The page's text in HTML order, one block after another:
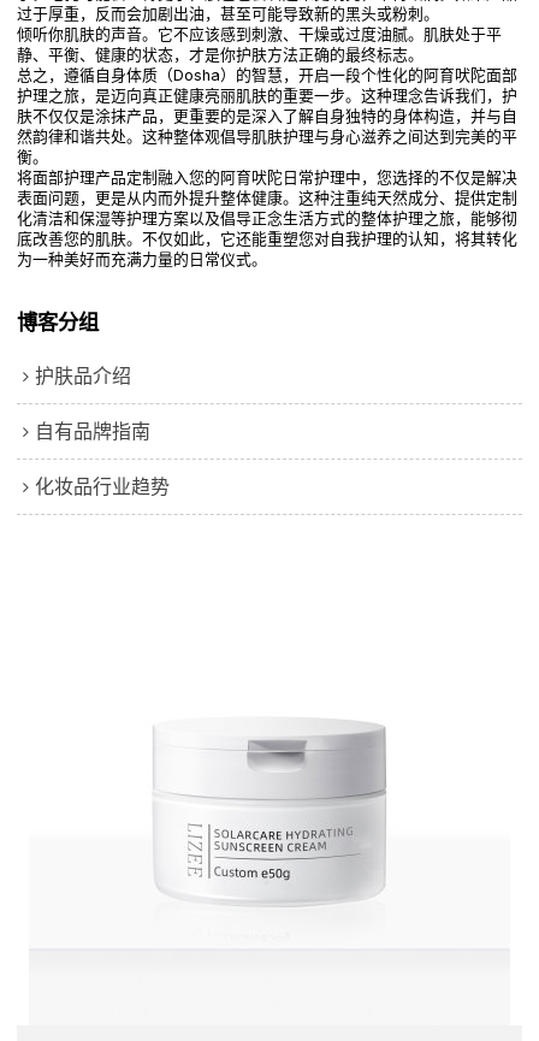
过于厚重，反而会加剧出油，甚至可能导致新的黑头或粉刺。
倾听你肌肤的声音。它不应该感到刺激、干燥或过度油腻。肌肤处于平
静、平衡、健康的状态，才是你护肤方法正确的最终标志。
总之，遵循自身体质（Dosha）的智慧，开启一段个性化的阿育吠陀面部
护理之旅，是迈向真正健康亮丽肌肤的重要一步。这种理念告诉我们，护
肤不仅仅是涂抹产品，更重要的是深入了解自身独特的身体构造，并与自
然韵律和谐共处。这种整体观倡导肌肤护理与身心滋养之间达到完美的平
衡。
将面部护理产品定制融入您的阿育吠陀日常护理中，您选择的不仅是解决
表面问题，更是从内而外提升整体健康。这种注重纯天然成分、提供定制
化清洁和保湿等护理方案以及倡导正念生活方式的整体护理之旅，能够彻
底改善您的肌肤。不仅如此，它还能重塑您对自我护理的认知，将其转化
为一种美好而充满力量的日常仪式。
博客分组
护肤品介绍
自有品牌指南
化妆品行业趋势